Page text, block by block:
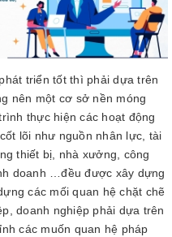
triển tốt thì phải dựa trên
nên một cơ sở nền móng
thực hiện các hoạt động
lõi như nguồn nhân lực, tài
thiết bị, nhà xưởng, công
doanh …đều được xây dựng
các mối quan hệ chặt chẽ
doanh nghiệp phải dựa trên
các muốn quan hệ pháp